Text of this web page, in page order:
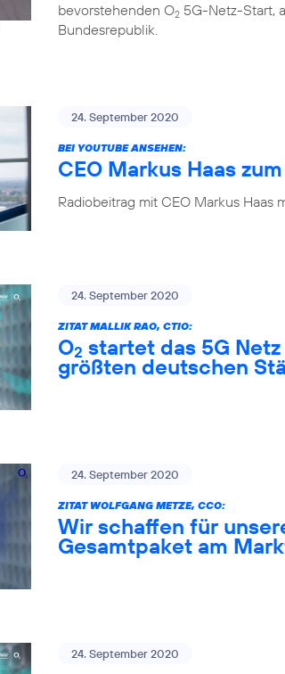
bevorstehenden O2 5G-Netz-Start,
Bundesrepublik.
24. September 2020
BEI YOUTUBE ANSEHEN:
CEO Markus Haas
Radiobeitrag mit CEO Markus Haas
24. September 2020
ZITAT MALLIK RAO, CTIO:
O2 startet das 5G
größten deutschen
24. September 2020
ZITAT WOLFGANG METZE, CCO:
Wir schaffen für
Gesamtpaket am
24. September 2020